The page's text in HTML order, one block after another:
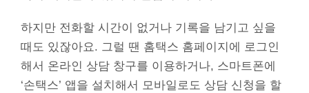
하지만 전화할 시간이 없거나 기록을 남기고 싶을
때도 있잖아요. 그럴 땐 홈택스 홈페이지에 로그인
해서 온라인 상담 창구를 이용하거나, 스마트폰에
‘손택스’ 앱을 설치해서 모바일로도 상담 신청을 할